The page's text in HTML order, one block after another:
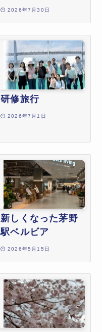
2026年7月30日
研修旅行
2026年7月1日
新しくなった茅野
駅ベルビア
2026年5月15日